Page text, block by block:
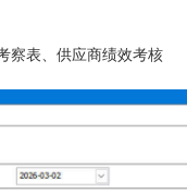
察表、供应商绩效考核